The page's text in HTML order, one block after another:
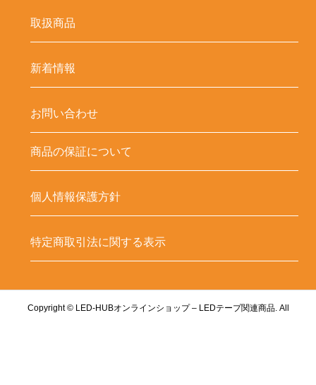
取扱商品
新着情報
お問い合わせ
商品の保証について
個人情報保護方針
特定商取引法に関する表示
Copyright ©LED-HUBオンラインショップ – LEDテープ関連商品. All